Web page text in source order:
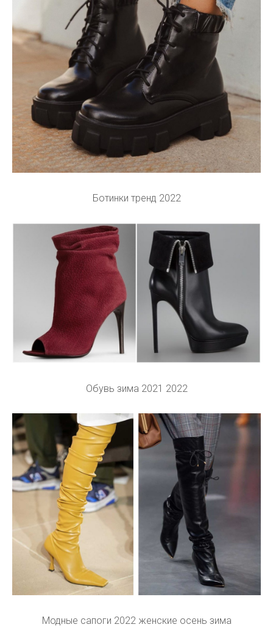
Ботинки тренд 2022
Обувь зима 2021 2022
Модные сапоги 2022 женские осень зима